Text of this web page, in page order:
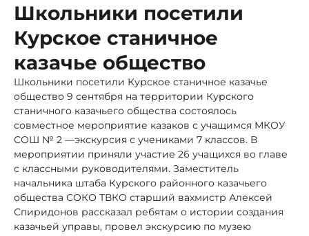
Школьники посетили
Курское станичное
казачье общество
Школьники посетили Курское станичное казачье
общество 9 сентября на территории Курского
станичного казачьего общества состоялось
совместное мероприятие казаков с учащимся МКОУ
СОШ № 2 —экскурсия с учениками 7 классов. В
мероприятии приняли участие 26 учащихся во главе
с классными руководителями. Заместитель
начальника штаба Курского районного казачьего
общества СОКО ТВКО старший вахмистр Алексей
Спиридонов рассказал ребятам о истории создания
казачьей управы, провел экскурсию по музею